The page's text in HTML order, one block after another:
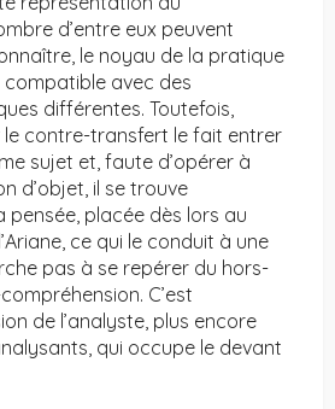
d’entre eux peuvent
le noyau de la pratique
compatible avec des
différentes. Toutefois,
le contre-transfert le fait entrer
sujet et, faute d’opérer à
d’objet, il se trouve
pensée, placée dès lors au
ce qui le conduit à une
pas à se repérer du hors-
C’est
de l’analyste, plus encore
qui occupe le devant